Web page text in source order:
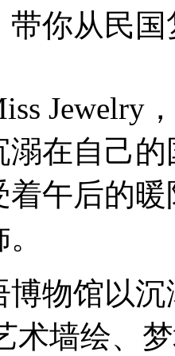
带你从民
Jewelry，
溺在自己
着午后的
馆以沉
术墙绘、